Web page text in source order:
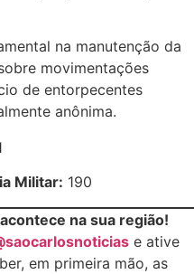
na manutenção da
movimentações
de entorpecentes
anônima.
Militar: 190
na sua região!
e ative
em primeira mão, as